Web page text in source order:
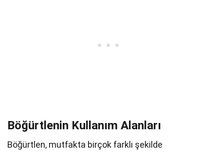
Böğürtlenin Kullanım Alanları
Böğürtlen, mutfakta birçok farklı şekilde